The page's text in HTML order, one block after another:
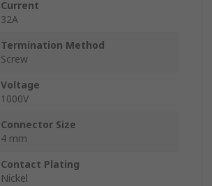
Current
32A
Termination Method
Screw
Voltage
1000V
Connector Size
4 mm
Contact Plating
Nickel